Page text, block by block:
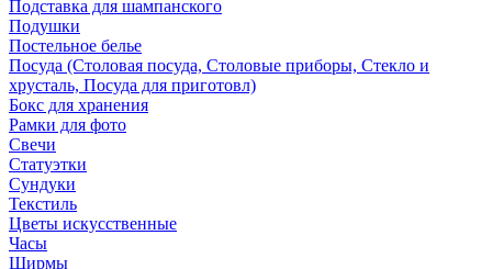
Подставка для шампанского
Подушки
Постельное белье
Посуда (Столовая посуда, Столовые приборы, Стекло и
хрусталь, Посуда для приготовл)
Бокс для хранения
Рамки для фото
Свечи
Статуэтки
Сундуки
Текстиль
Цветы искусственные
Часы
Ширмы